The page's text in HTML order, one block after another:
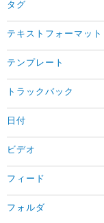
タグ
テキストフォーマット
テンプレート
トラックバック
日付
ビデオ
フィード
フォルダ